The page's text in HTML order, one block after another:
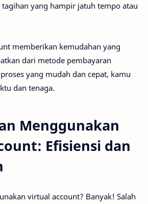
yang hampir jatuh tempo atau
memberikan kemudahan yang
dari metode pembayaran
yang mudah dan cepat, kamu
dan tenaga.
Menggunakan
Efisiensi dan
virtual account? Banyak! Salah